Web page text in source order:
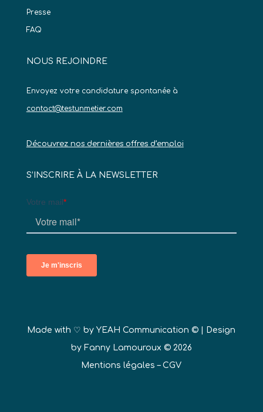
Presse
FAQ
NOUS REJOINDRE
Envoyez votre candidature spontanée à
contact@testunmetier.com
Découvrez nos dernières offres d’emploi
S’INSCRIRE À LA NEWSLETTER
Made with ♡ byYEAH Communication © | Design
by Fanny Lamouroux © 2026
Mentions légales –CGV